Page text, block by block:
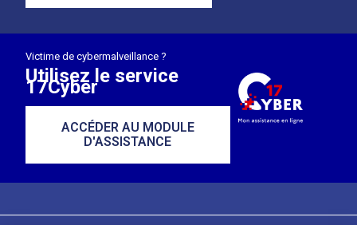
Victime de cybermalveillance ?
Utilisez le service
17Cyber
ACCÉDER AU MODULE
D'ASSISTANCE